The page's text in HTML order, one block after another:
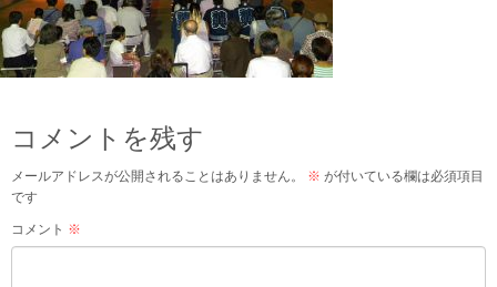
コメントを残す
メールアドレスが公開されることはありません。 ※ が付いている欄は必須項目
です
コメント ※